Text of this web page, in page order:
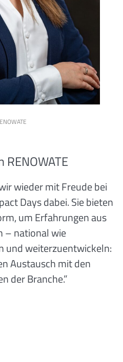
wieder mit Freude bei
Days dabei. Sie bieten
um Erfahrungen aus
– national wie
und weiterzuentwickeln:
Austausch mit den
der Branche.”